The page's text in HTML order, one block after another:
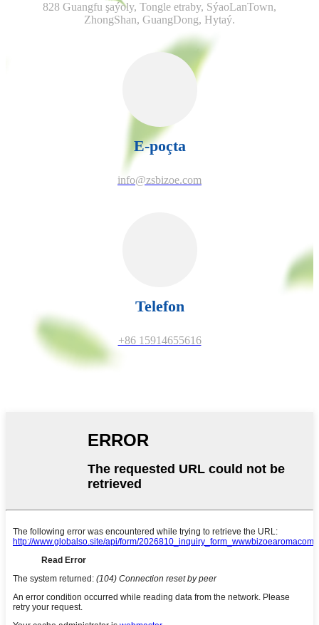
828 Guangfu şaýoly, Tongle etraby, SýaoLanTown,
ZhongShan, GuangDong, Hytaý.
E-poçta
info@zsbizoe.com
Telefon
+86 15914655616